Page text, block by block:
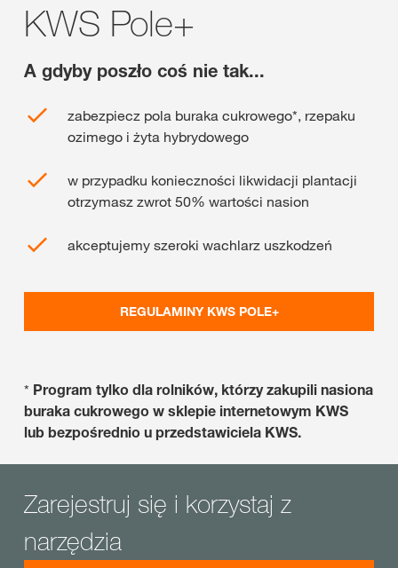
KWS Pole+
A gdyby poszło coś nie tak...
zabezpiecz pola buraka cukrowego*, rzepaku
ozimego i żyta hybrydowego
w przypadku konieczności likwidacji plantacji
otrzymasz zwrot 50% wartości nasion
akceptujemy szeroki wachlarz uszkodzeń
REGULAMINY KWS POLE+
* Program tylko dla rolników, którzy zakupili nasiona
buraka cukrowego w sklepie internetowym KWS
lub bezpośrednio u przedstawiciela KWS.
Zarejestruj się i korzystaj z
narzędzia